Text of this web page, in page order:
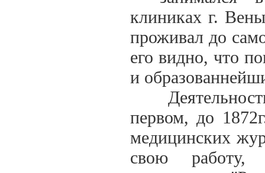
клиниках г.
проживал до
его видно, что
и
Деятельность
первом, до
медицинских
свою